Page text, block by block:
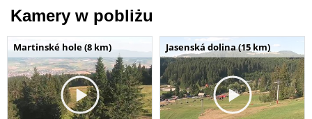
Kamery w pobliżu
Martinské hole (8 km) Jasenská dolina (15 km)